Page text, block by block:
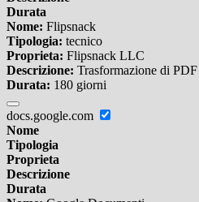
Durata
Nome: Flipsnack
Tipologia: tecnico
Proprieta: Flipsnack LLC
Descrizione: Trasformazione di
Durata: 180 giorni
docs.google.com
Nome
Tipologia
Proprieta
Descrizione
Durata